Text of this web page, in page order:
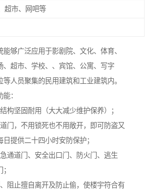
超市、网吧等
能够广泛应用于影剧院、文化、体育、
、超市、学校、、宾馆、公寓、写字
等人员聚集的民用建筑和工业建筑内。
：
构坚固耐用（大大减少维护保养）；
门，不用锁死也不用敞开，即可防盗又
日提供二十四小时安防保护；
通道门、安全出口门、防火门、逃生
阻止擅自离开及防止偷，使楼宇符合有